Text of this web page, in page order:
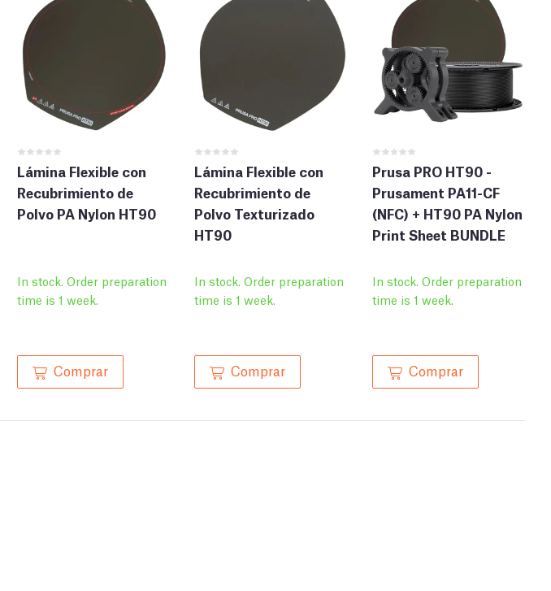
Lámina Flexible con
Recubrimiento de
Polvo PA Nylon HT90
In stock. Order preparation
time is 1 week.
Comprar
Lámina Flexible con
Recubrimiento de
Polvo Texturizado
HT90
In stock. Order preparation
time is 1 week.
Comprar
Prusa PRO HT90 -
Prusament PA11-CF
(NFC) + HT90 PA Nylon
Print Sheet BUNDLE
In stock. Order preparation
time is 1 week.
Comprar